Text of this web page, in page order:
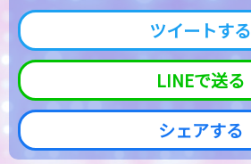
ツイートする
LINEで送る
シェアする